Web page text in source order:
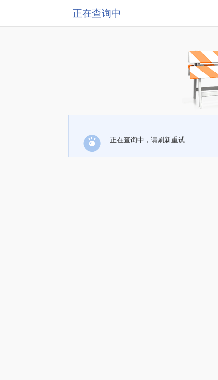
正在查询中
正在查询中，请刷新重试